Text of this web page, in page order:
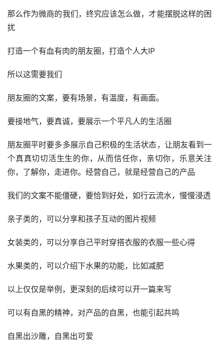
那么作为微商的我们，终究应该怎么做，才能摆脱这样的困
扰
打造一个有血有肉的朋友圈，打造个人大IP
所以这需要我们
朋友圈的文案，要有场景，有温度，有画面。
要接地气，要真诚，要展示一个平凡人的生活圈
朋友圈平时要多多展示自己积极的生活状态，让朋友看到一
个真真切切活生生的你，从而信任你，亲切你，乐意关注
你，了解你，走进你。经营自己，就是经营自己的产品
我们的文案不能僵硬，要恰到好处，如行云流水，慢慢浸透
亲子类的，可以分享和孩子互动的图片视频
女装类的，可以分享自己平时穿搭衣服的衣服一些心得
水果类的，可以介绍下水果的功能，比如减肥
以上仅仅是举例，更深刻的后续可以开一篇来写
可以有自黑的精神，对产品的自黑，也能引起共鸣
自黑出沙雕，自黑出可爱